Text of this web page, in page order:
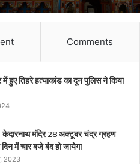
Comments
हुए तिहरे हत्याकांड का दून पुलिस ने किया
केदारनाथ मंदिर 28 अक्टूबर चंद्र ग्रहण
में चार बजे बंद हो जायेगा
2023